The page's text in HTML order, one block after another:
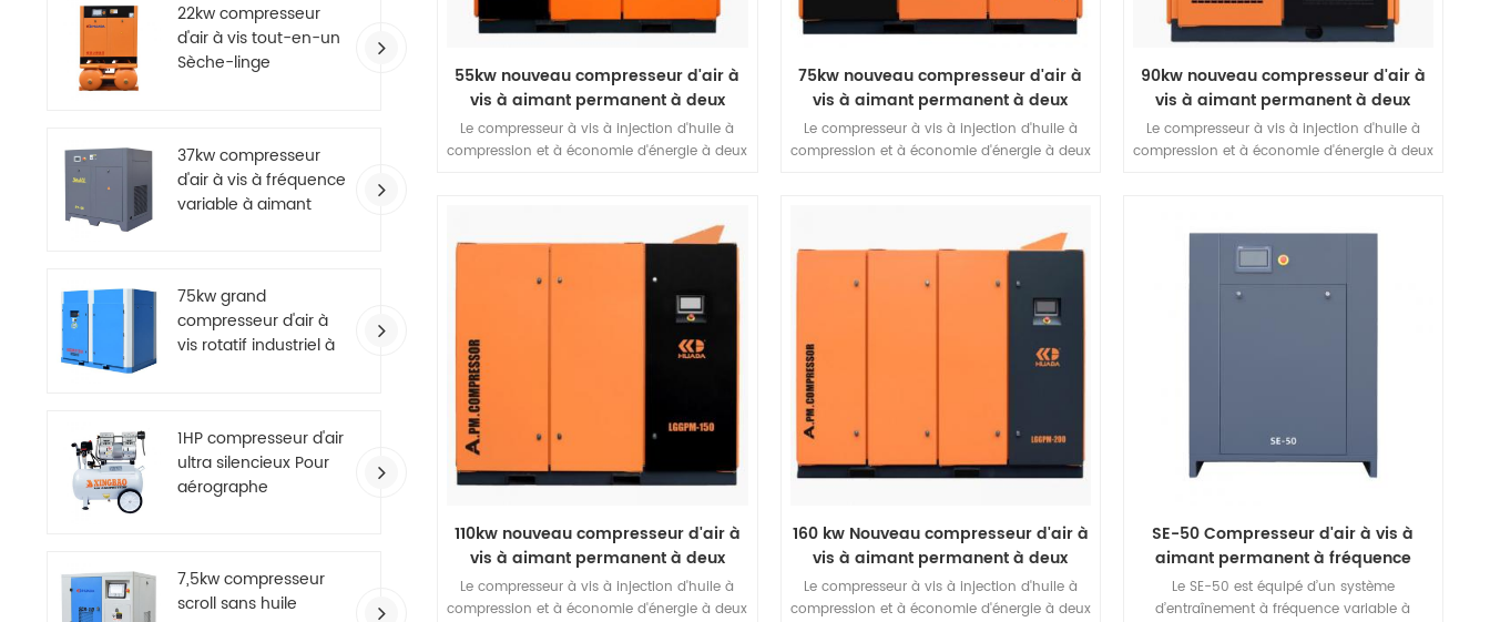
22kw compresseur
d'air à vis tout-en-un
Sèche-linge
37kw compresseur
d'air à vis à fréquence
variable à aimant
75kw grand
compresseur d'air à
vis rotatif industriel à
1HP compresseur d'air
ultra silencieux Pour
aérographe
7,5kw compresseur
scroll sans huile
55kw nouveau compresseur d'air à
vis à aimant permanent à deux
étages
Le compresseur à vis à injection d'huile à
compression et à économie d'énergie à deux
d'huile à un seul étage, mais présente
plus économe en énergie grâce au faible
taux de compression de chaque étage, à la
faible force exercée sur le rotor et les
roulements, au grand rotor. diamètre et
75kw nouveau compresseur d'air à
vis à aimant permanent à deux
étages
Le compresseur à vis à injection d'huile à
compression et à économie d'énergie à deux
d'huile à un seul étage, mais présente
également un fonctionnement plus fiable et
plus économe en énergie grâce au faible
taux de compression de chaque étage, à la
faible force exercée sur le rotor et les
roulements, au grand rotor. diamètre et
90kw nouveau compresseur d'air à
vis à aimant permanent à deux
étages
Le compresseur à vis à injection d'huile à
compression et à économie d'énergie à deux
d'huile à un seul étage, mais présente
également un fonctionnement plus fiable et
plus économe en énergie grâce au faible
110kw nouveau compresseur d'air à
vis à aimant permanent à deux
étages
Le compresseur à vis à injection d'huile à
compression et à économie d'énergie à deux
160 kw Nouveau compresseur d'air à
vis à aimant permanent à deux
étages
Le compresseur à vis à injection d'huile à
compression et à économie d'énergie à deux
SE-50 Compresseur d'air à vis à
aimant permanent à fréquence
variable
Le SE-50 est équipé d’un système
d’entraînement à fréquence variable à